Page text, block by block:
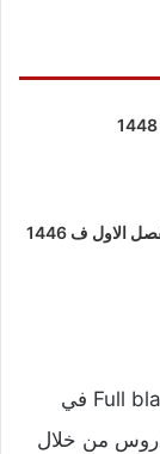
حل كتاب لغتي ثالث متوسط الفصل الاول ف 1446
أصبح بالإمكان حل جميع أسئلة الوحدة 3 Full blast في
من خلال